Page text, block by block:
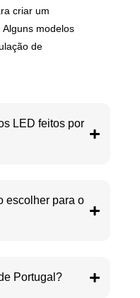
criar um
modelos
de
LED feitos por
escolher para o
Portugal?